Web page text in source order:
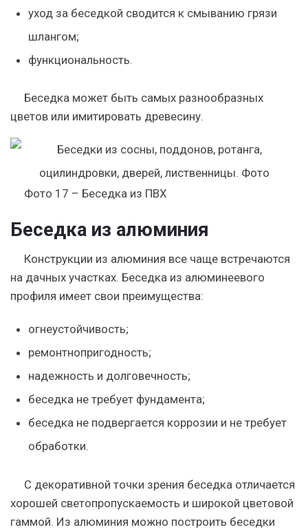
уход за беседкой сводится к смыванию грязи
шлангом;
функциональность.
Беседка может быть самых разнообразных
цветов или имитировать древесину.
Фото 17 – Беседка из ПВХ
Беседка из алюминия
Конструкции из алюминия все чаще встречаются
на дачных участках. Беседка из алюминеевого
профиля имеет свои преимущества:
огнеустойчивость;
ремонтнопригодность;
надежность и долговечность;
беседка не требует фундамента;
беседка не подвергается коррозии и не требует
обработки.
С декоративной точки зрения беседка отличается
хорошей светопропускаемость и широкой цветовой
гаммой. Из алюминия можно построить беседки